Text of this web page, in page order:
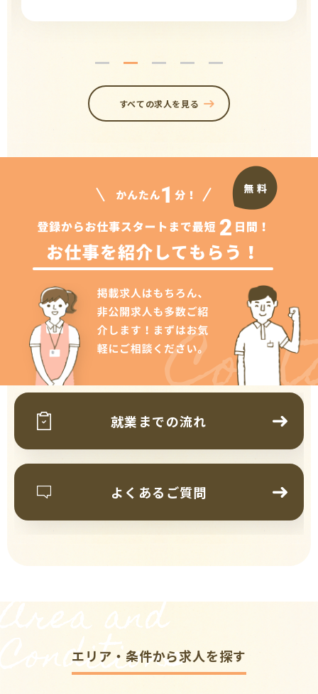
すべての求人を見る
就業までの流れ
よくあるご質問
Area and
Conditions
エリア・条件から求人を探す